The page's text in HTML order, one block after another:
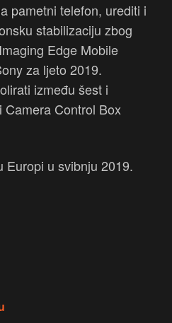
pametni telefon, urediti i
stabilizaciju zbog
Edge Mobile
za ljeto 2019.
između šest i
Camera Control Box
Europi u svibnju 2019.